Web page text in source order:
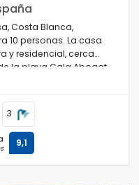
Costa Blanca,
10 personas. La casa
y residencial, cerca
la playa Cala Abogat
3
9,1